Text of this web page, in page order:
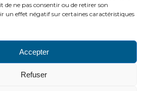
de ne pas consentir ou de retirer son
un effet négatif sur certaines caractéristiques
Accepter
Refuser